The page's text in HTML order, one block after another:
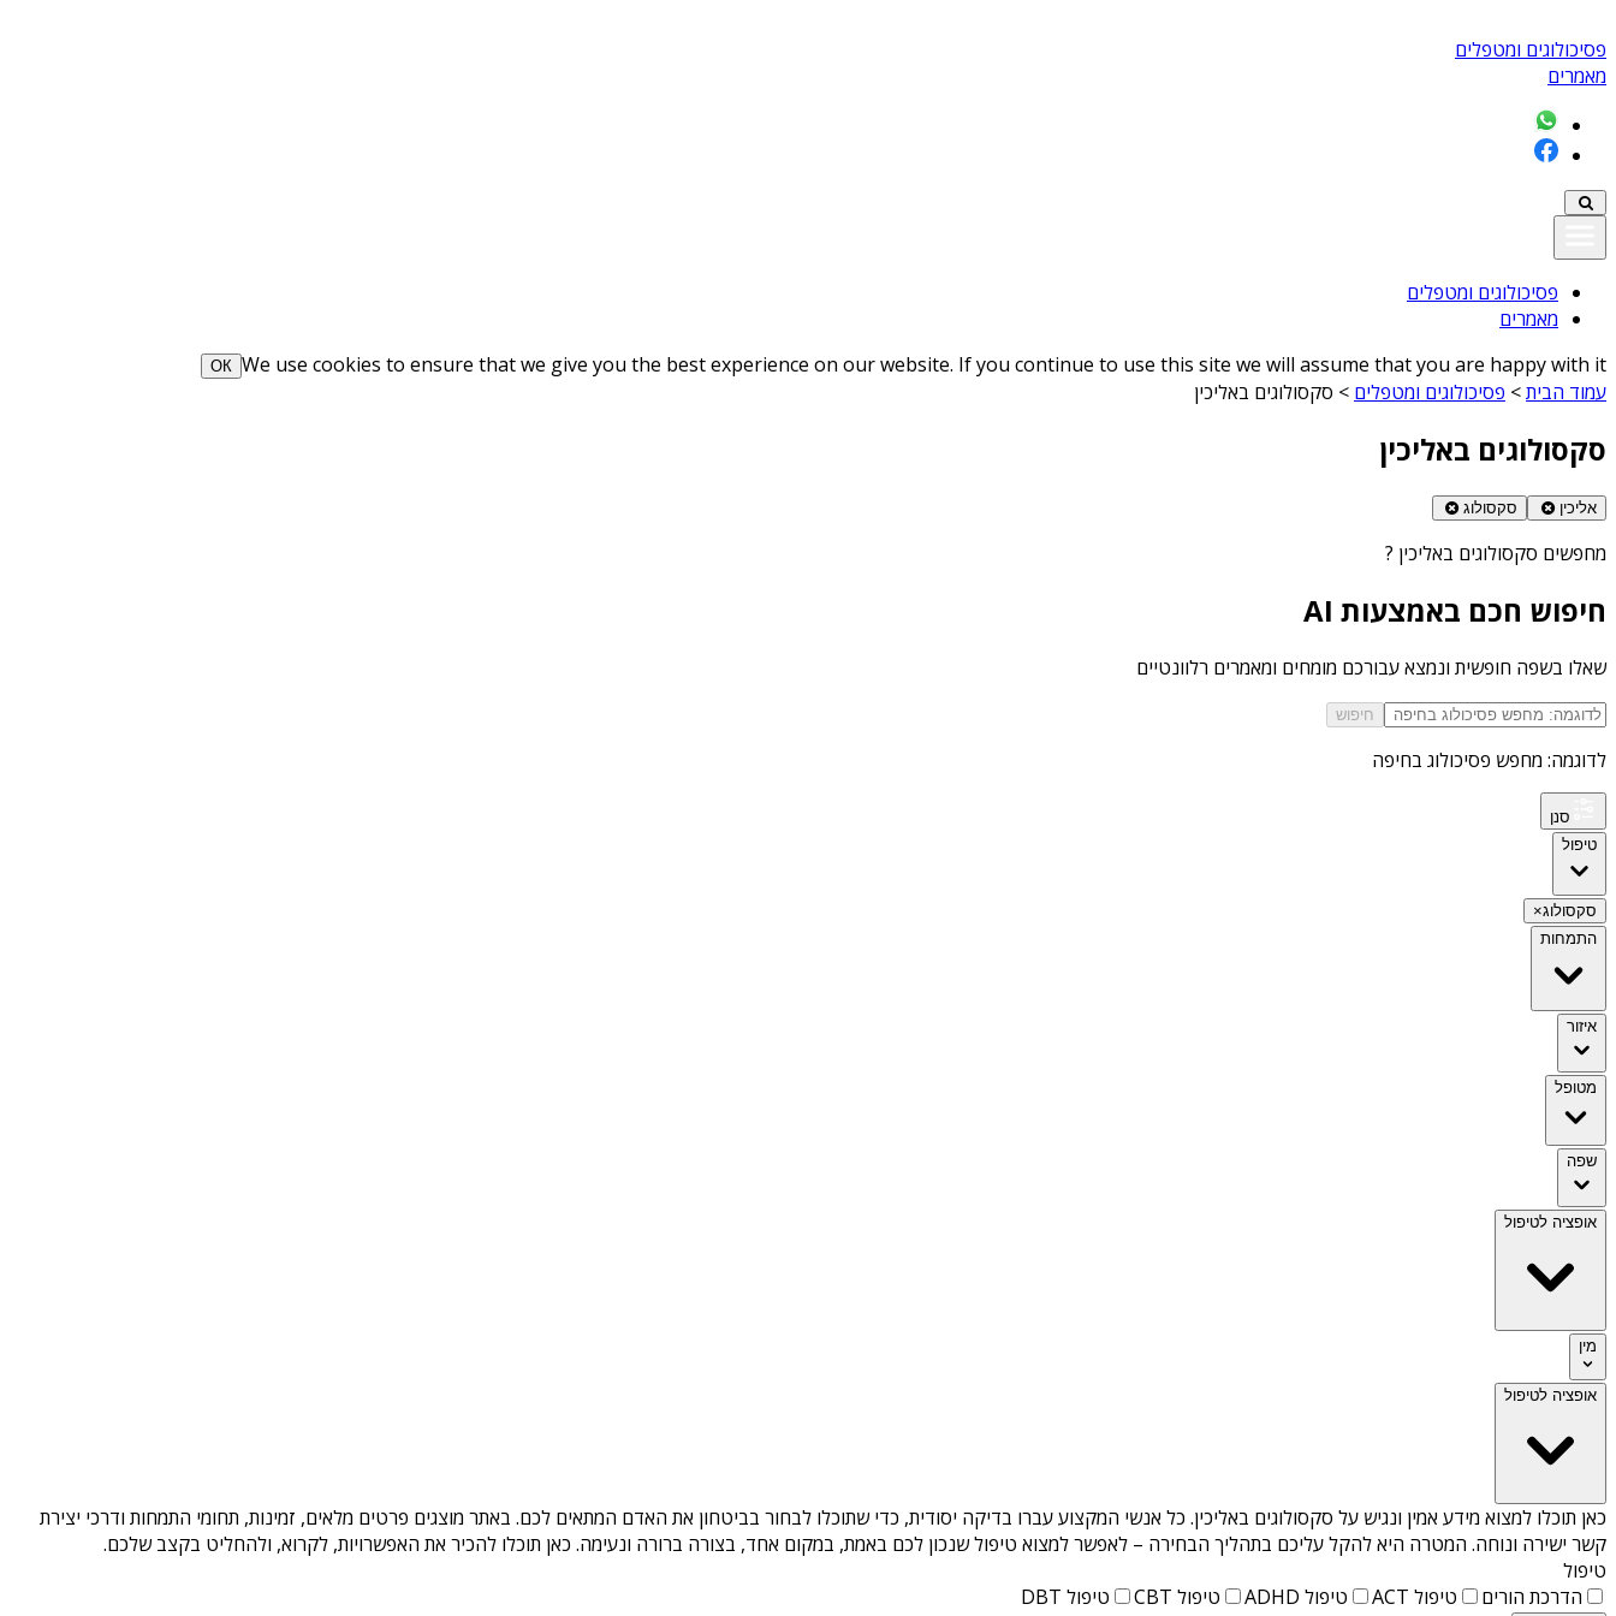
פסיכולוגים ומטפלים
מאמרים
פסיכולוגים ומטפלים
מאמרים
We use cookies to ensure that we give you the best experience on our website. If you continue to use this site we will assume that you are happy with it
ОК
עמוד הבית> פסיכולוגים ומטפלים > סקסולוגים באליכין
סקסולוגים באליכין
אליכין סקסולוג
מחפשים סקסולוגים באליכין ?
חיפוש חכם באמצעות AI
שאלו בשפה חופשית ונמצא עבורכם מומחים ומאמרים רלוונטיים
חיפוש
לדוגמה: מחפש פסיכולוג בחיפה
סנן
טיפול
סקסולוג×
התמחות
איזור
מטופל
שפה
אופציה לטיפול
מין
אופציה לטיפול
כאן תוכלו למצוא מידע אמין ונגיש על סקסולוגים באליכין. כל אנשי המקצוע עברו בדיקה יסודית, כדי שתוכלו לבחור בביטחון את האדם המתאים לכם. באתר מוצגים פרטים מלאים, זמינות, תחומי התמחות ודרכי יצירת
קשר ישירה ונוחה. המטרה היא להקל עליכם בתהליך הבחירה – לאפשר למצוא טיפול שנכון לכם באמת, במקום אחד, בצורה ברורה ונעימה. כאן תוכלו להכיר את האפשרויות, לקרוא, ולהחליט בקצב שלכם.
טיפול
הדרכת הורים
טיפול ACT טיפול ADHD טיפול CBT טיפול DBT